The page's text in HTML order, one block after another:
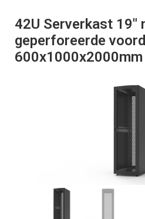
42U Serverkast 19″
geperforeerde
600x1000x2000mm